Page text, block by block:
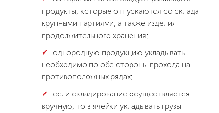
продукты, которые отпускаются со склада
крупными партиями, а также изделия
продолжительного хранения;
однородную продукцию укладывать
необходимо по обе стороны прохода на
противоположных рядах;
если складирование осуществляется
вручную, то в ячейки укладывать грузы